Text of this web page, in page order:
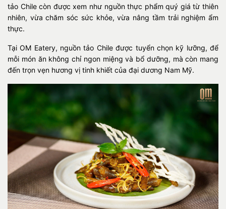
tảo Chile còn được xem như nguồn thực phẩm quý giá từ thiên
nhiên, vừa chăm sóc sức khỏe, vừa nâng tầm trải nghiệm ẩm
thực.
Tại OM Eatery, nguồn tảo Chile được tuyển chọn kỹ lưỡng, để
mỗi món ăn không chỉ ngon miệng và bổ dưỡng, mà còn mang
đến trọn vẹn hương vị tinh khiết của đại dương Nam Mỹ.